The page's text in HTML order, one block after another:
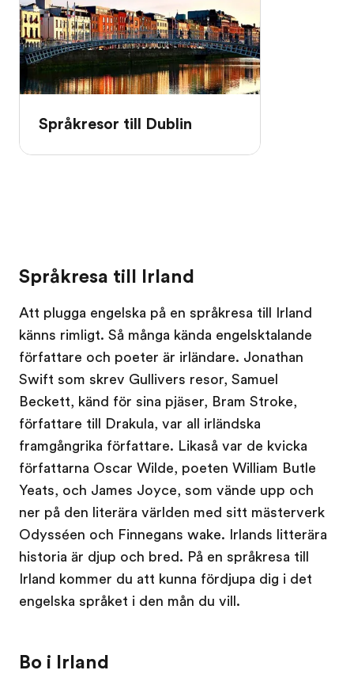
Språkresor till Dublin
Språkresa till Irland
Att plugga engelska på en språkresa till Irland
känns rimligt. Så många kända engelsktalande
författare och poeter är irländare. Jonathan
Swift som skrev Gullivers resor, Samuel
Beckett, känd för sina pjäser, Bram Stroke,
författare till Drakula, var all irländska
framgångrika författare. Likaså var de kvicka
författarna Oscar Wilde, poeten William Butle
Yeats, och James Joyce, som vände upp och
ner på den literära världen med sitt mästerverk
Odysséen och Finnegans wake. Irlands litterära
historia är djup och bred. På en språkresa till
Irland kommer du att kunna fördjupa dig i det
engelska språket i den mån du vill.
Bo i Irland